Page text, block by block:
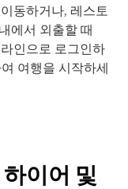
동하거나, 레스토
에서 외출할 때
인으로 로그인하
여행을 시작하세
이어 및